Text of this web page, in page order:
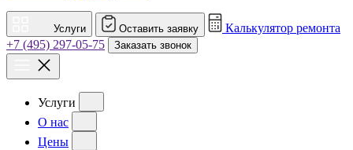
Услуги Оставить заявку
Калькулятор ремонта
+7 (495) 297-05-75
Заказать звонок
Услуги
О нас
Цены